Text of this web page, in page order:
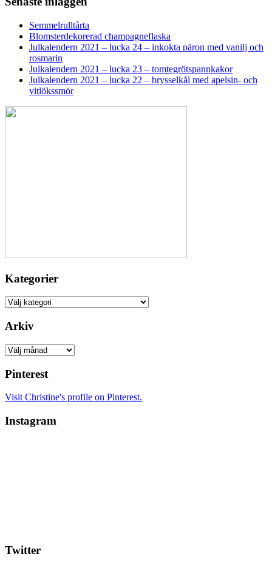
Semmelrulltårta
Blomsterdekorerad champagneflaska
Julkalendern 2021 – lucka 24 – inkokta päron med vanilj och
rosmarin
Julkalendern 2021 – lucka 23 – tomtegrötspannkakor
Julkalendern 2021 – lucka 22 – brysselkål med apelsin- och
vitlökssmör
Kategorier
Kategorier
Arkiv
Arkiv
Pinterest
Visit Christine's profile on Pinterest.
Instagram
Twitter